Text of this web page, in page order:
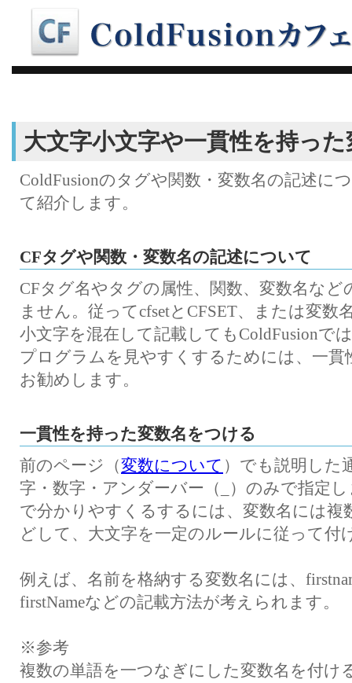
大文字小文字や一貫性を持っ
ColdFusionのタグや関数・変数名の記述に
て紹介します。
CFタグや関数・変数名の記述について
CFタグ名やタグの属性、関数、変数名な
ません。従ってcfsetとCFSET、または変数
小文字を混在して記載してもColdFusionで
プログラムを見やすくするためには、一
お勧めします。
一貫性を持った変数名をつける
前のページ（変数について ）でも説明した
字・数字・アンダーバー（_）のみで指定
で分かりやすくるするには、変数名には複
どして、大文字を一定のルールに従って付
例えば、名前を格納する変数名には、
firstNameなどの記載方法が考えられます。
※参考
複数の単語を一つなぎにした変数名を付け